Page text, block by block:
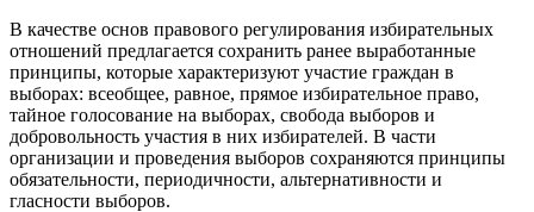
В качестве основ правового регулирования избирательных
отношений предлагается сохранить ранее выработанные
принципы, которые характеризуют участие граждан в
выборах: всеобщее, равное, прямое избирательное право,
тайное голосование на выборах, свобода выборов и
добровольность участия в них избирателей. В части
организации и проведения выборов сохраняются принципы
обязательности, периодичности, альтернативности и
гласности выборов.